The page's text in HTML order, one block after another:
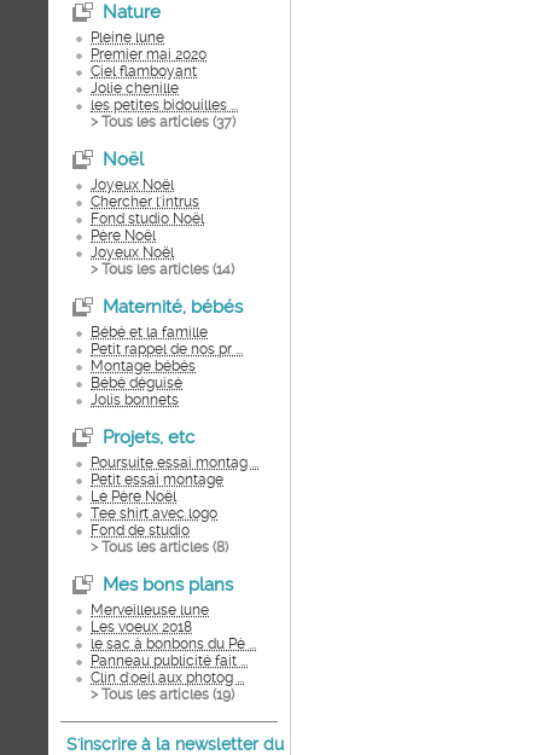
Nature
Pleine lune
Premier mai 2020
Ciel flamboyant
Jolie chenille
les petites bidouilles ...
> Tous les articles (37)
Noël
Joyeux Noël
Chercher l'intrus
Fond studio Noël
Père Noël
Joyeux Noël
> Tous les articles (14)
Maternité, bébés
Bébé et la famille
Petit rappel de nos pr ...
Montage bébés
Bébé déguisé
Jolis bonnets
Projets, etc
Poursuite essai montag ...
Petit essai montage
Le Père Noël
Tee shirt avec logo
Fond de studio
> Tous les articles (8)
Mes bons plans
Merveilleuse lune
Les voeux 2018
le sac à bonbons du Pè ...
Panneau publicité fait ...
Clin d'oeil aux photog ...
> Tous les articles (19)
S'inscrire à la newsletter du